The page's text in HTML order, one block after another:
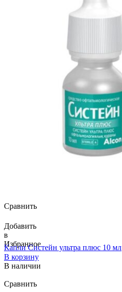
Сравнить
Добавить
в
Избранное
Капли Систейн ультра плюс 10 мл
В корзину
В наличии
Сравнить